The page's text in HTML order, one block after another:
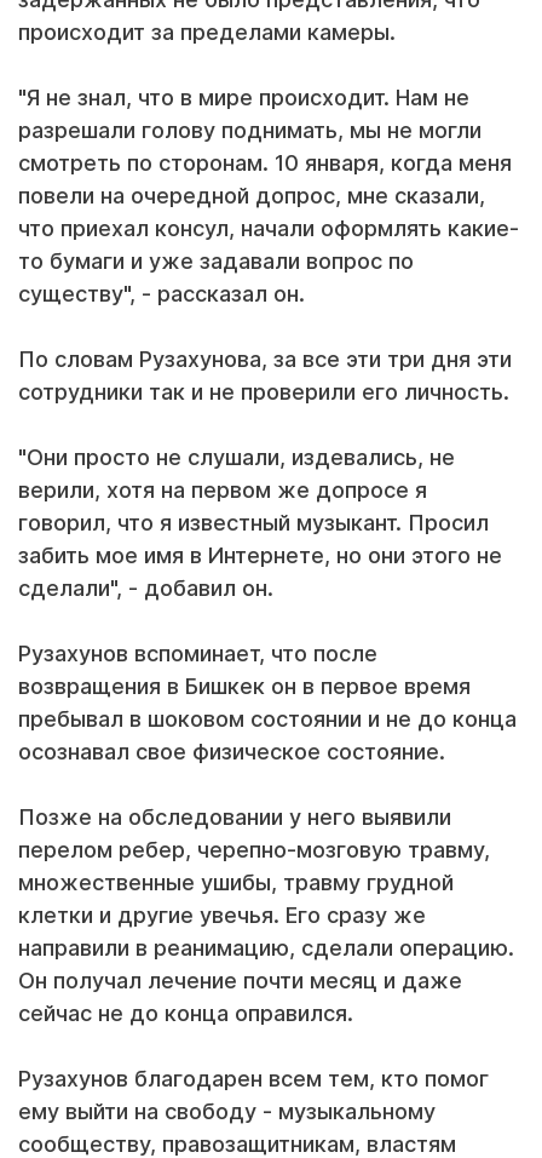
происходит за пределами камеры.
"Я не знал, что в мире происходит. Нам не
разрешали голову поднимать, мы не могли
смотреть по сторонам. 10 января, когда меня
повели на очередной допрос, мне сказали,
что приехал консул, начали оформлять какие-
то бумаги и уже задавали вопрос по
существу", - рассказал он.
По словам Рузахунова, за все эти три дня эти
сотрудники так и не проверили его личность.
"Они просто не слушали, издевались, не
верили, хотя на первом же допросе я
говорил, что я известный музыкант. Просил
забить мое имя в Интернете, но они этого не
сделали", - добавил он.
Рузахунов вспоминает, что после
возвращения в Бишкек он в первое время
пребывал в шоковом состоянии и не до конца
осознавал свое физическое состояние.
Позже на обследовании у него выявили
перелом ребер, черепно-мозговую травму,
множественные ушибы, травму грудной
клетки и другие увечья. Его сразу же
направили в реанимацию, сделали операцию.
Он получал лечение почти месяц и даже
сейчас не до конца оправился.
Рузахунов благодарен всем тем, кто помог
ему выйти на свободу - музыкальному
сообществу, правозащитникам, властям